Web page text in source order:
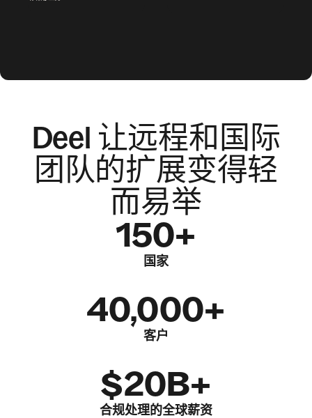
Deel 让远程和国际
团队的扩展变得轻
而易举
150+
国家
40,000+
客户
$20B+
合规处理的全球薪资